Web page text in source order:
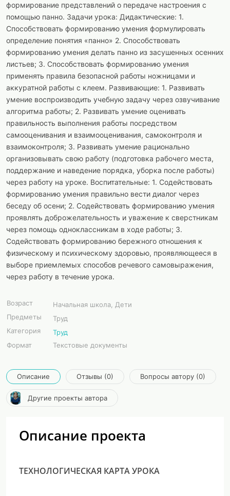
формирование представлений о передаче настроения с
помощью панно. Задачи урока: Дидактические: 1.
Способствовать формированию умения формулировать
определение понятия «панно» 2. Способствовать
формированию умения делать панно из засушенных осенних
листьев; 3. Способствовать формированию умения
применять правила безопасной работы ножницами и
аккуратной работы с клеем. Развивающие: 1. Развивать
умение воспроизводить учебную задачу через озвучивание
алгоритма работы; 2. Развивать умение оценивать
правильность выполнения работы посредством
самооценивания и взаимооценивания, самоконтроля и
взаимоконтроля; 3. Развивать умение рационально
организовывать свою работу (подготовка рабочего места,
поддержание и наведение порядка, уборка после работы)
через работу на уроке. Воспитательные: 1. Содействовать
формированию умения правильно вести диалог через
беседу об осени; 2. Содействовать формированию умения
проявлять доброжелательность и уважение к сверстникам
через помощь одноклассникам в ходе работы; 3.
Содействовать формированию бережного отношения к
физическому и психическому здоровью, проявляющееся в
выборе приемлемых способов речевого самовыражения,
через работу в течение урока.
Возраст
Начальная школа, Дети
Предметы
Труд
Категория
Труд
Формат
Текстовые документы
Описание Отзывы (0) Вопросы автору (0)
Другие проекты автора
Описание проекта
ТЕХНОЛОГИЧЕСКАЯ КАРТА УРОКА